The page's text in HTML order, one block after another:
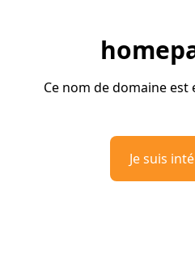
Ce nom de domaine est
Je suis